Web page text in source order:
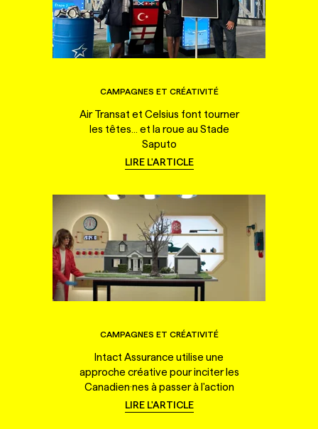
CAMPAGNES ET CRÉATIVITÉ
Air Transat et Celsius font tourner
les têtes... et la roue au Stade
Saputo
LIRE L'ARTICLE
CAMPAGNES ET CRÉATIVITÉ
Intact Assurance utilise une
approche créative pour inciter les
Canadien·nes à passer à l'action
LIRE L'ARTICLE